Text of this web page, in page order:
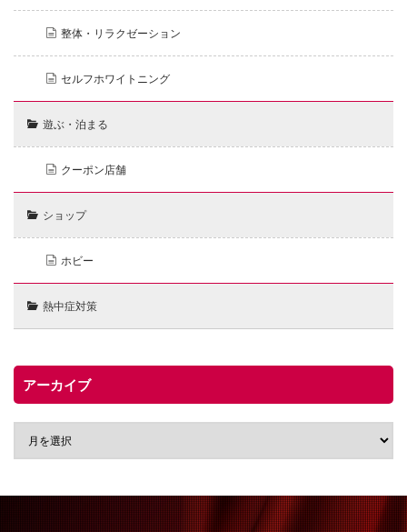
整体・リラクゼーション
セルフホワイトニング
遊ぶ・泊まる
クーポン店舗
ショップ
ホビー
熱中症対策
アーカイブ